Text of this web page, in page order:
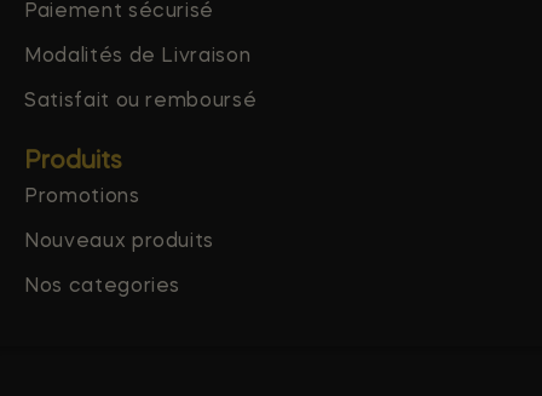
Paiement sécurisé
Modalités de Livraison
Satisfait ou remboursé
Produits
Promotions
Nouveaux produits
Nos categories